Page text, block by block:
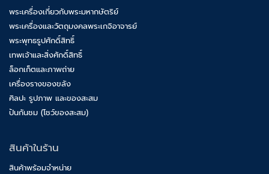
พระเครื่องเกี่ยวกับพระมหากษัตริย์
พระเครื่องและวัตถุมงคลพระเกจิอาจารย์
พระพุทธรูปศักดิ์สิทธิ์
เทพเจ้าและสิ่งศักดิ์สิทธิ์
ล็อกเก็ตและภาพถ่าย
เครื่องรางของขลัง
ศิลปะ รูปภาพ และของสะสม
ปันกันชม (โชว์ของสะสม)
สินค้าในร้าน
สินค้าพร้อมจำหน่าย